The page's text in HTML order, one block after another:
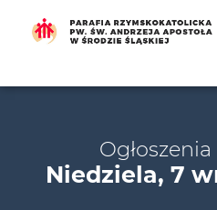
Niedziela, 7